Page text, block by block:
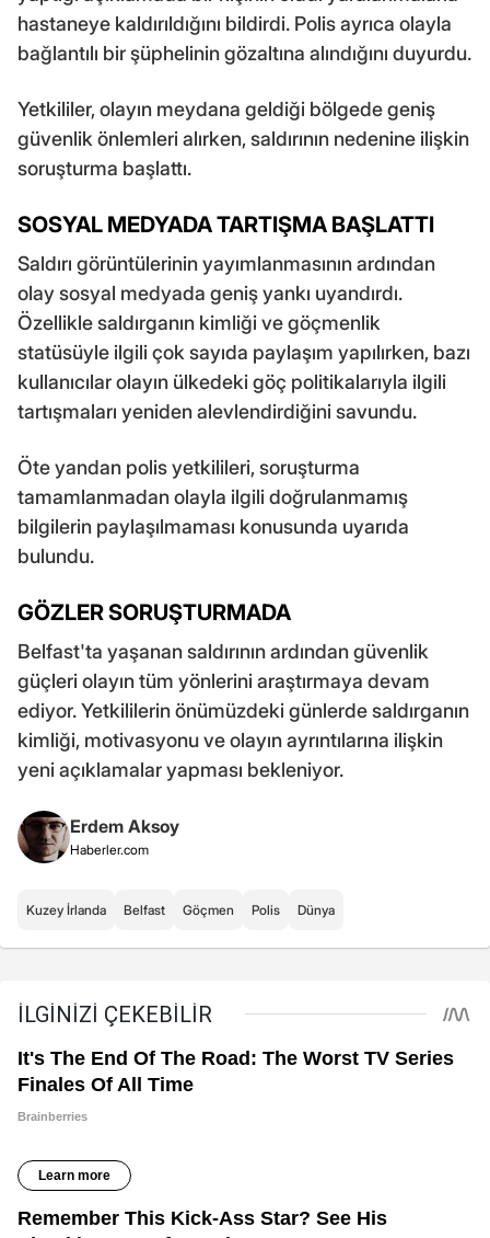
hastaneye kaldırıldığını bildirdi. Polis ayrıca olayla
bağlantılı bir şüphelinin gözaltına alındığını duyurdu.
Yetkililer, olayın meydana geldiği bölgede geniş
güvenlik önlemleri alırken, saldırının nedenine ilişkin
soruşturma başlattı.
SOSYAL MEDYADA TARTIŞMA BAŞLATTI
Saldırı görüntülerinin yayımlanmasının ardından
olay sosyal medyada geniş yankı uyandırdı.
Özellikle saldırganın kimliği ve göçmenlik
statüsüyle ilgili çok sayıda paylaşım yapılırken, bazı
kullanıcılar olayın ülkedeki göç politikalarıyla ilgili
tartışmaları yeniden alevlendirdiğini savundu.
Öte yandan polis yetkilileri, soruşturma
tamamlanmadan olayla ilgili doğrulanmamış
bilgilerin paylaşılmaması konusunda uyarıda
bulundu.
GÖZLER SORUŞTURMADA
Belfast'ta yaşanan saldırının ardından güvenlik
güçleri olayın tüm yönlerini araştırmaya devam
ediyor. Yetkililerin önümüzdeki günlerde saldırganın
kimliği, motivasyonu ve olayın ayrıntılarına ilişkin
yeni açıklamalar yapması bekleniyor.
Erdem Aksoy
Haberler.com
Kuzey İrlanda Belfast Göçmen Polis Dünya